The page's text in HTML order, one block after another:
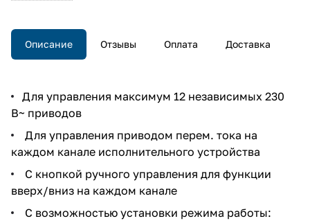
Описание Отзывы Оплата Доставка
Для управления максимум 12 независимых 230
В~ приводов
Для управления приводом перем. тока на
каждом канале исполнительного устройства
С кнопкой ручного управления для функции
вверх/вниз на каждом канале
С возможностью установки режима работы: